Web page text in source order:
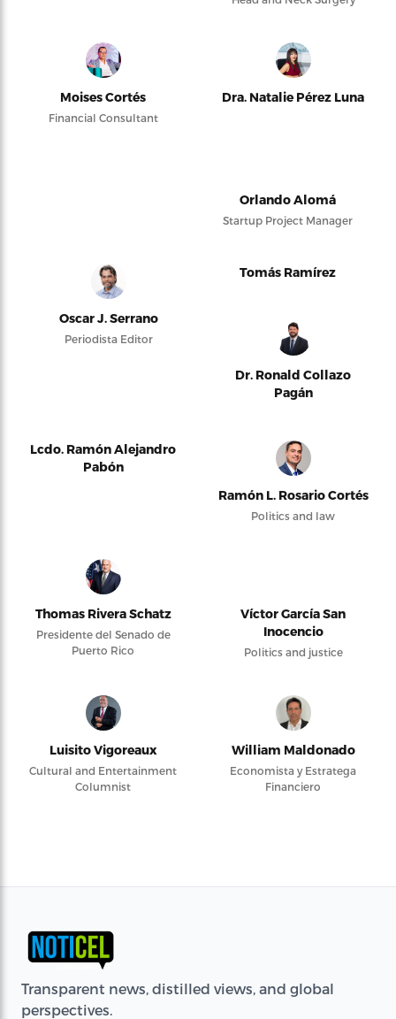
Moises Cortés
Financial Consultant
Dra. Natalie Pérez Luna
Orlando Alomá
Startup Project Manager
Oscar J. Serrano
Periodista Editor
Tomás Ramírez
Dr. Ronald Collazo
Pagán
Lcdo. Ramón Alejandro
Pabón
Ramón L. Rosario Cortés
Politics and law
Thomas Rivera Schatz
Presidente del Senado de
Puerto Rico
Víctor García San
Inocencio
Politics and justice
Luisito Vigoreaux
Cultural and Entertainment
Columnist
William Maldonado
Economista y Estratega
Financiero
Transparent news, distilled views, and global
perspectives.